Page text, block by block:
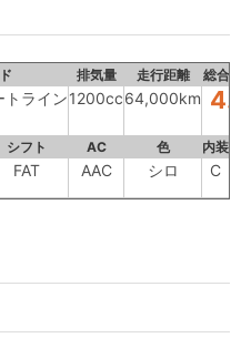
排気量 走行距離 総合
トライン1200cc64,000km
シフト AC 色 内装
FAT AAC シロ C